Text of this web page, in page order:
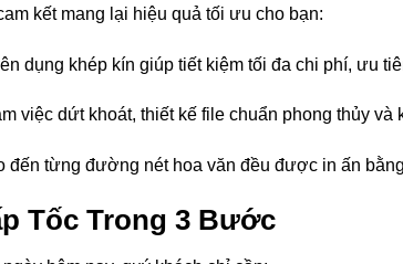
kết mang lại hiệu quả tối ưu cho bạn:
dụng khép kín giúp tiết kiệm tối đa chi phí, ưu
việc dứt khoát, thiết kế file chuẩn phong thủy
đến từng đường nét hoa văn đều được in ấn
Tốc Trong 3 Bước